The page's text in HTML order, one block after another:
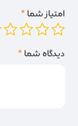
امتیاز شما*
دیدگاه شما*